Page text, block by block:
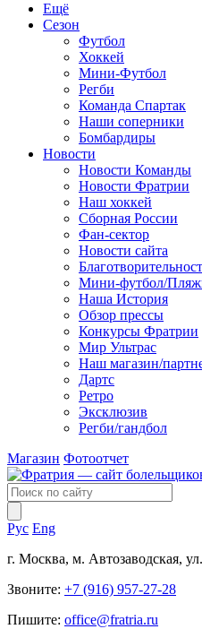
Ещё
Сезон
Футбол
Хоккей
Мини-Футбол
Регби
Команда Спартак
Наши соперники
Бомбардиры
Новости
Новости Команды
Новости Фратрии
Наш хоккей
Сборная России
Фан-cектор
Новости сайта
Мини-футбол/
Наша История
Обзор прессы
Конкурсы Фратрии
Мир Ультрас
Наш магазин/
Дартс
Ретро
Эксклюзив
Регби/гандбол
Магазин Фотоотчет
Рус Eng
г. Москва, м. Автозаводская,
Звоните: +7 (916) 957-27-28
Пишите: office@fratria.ru